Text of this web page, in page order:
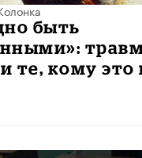
быть
те, кому это